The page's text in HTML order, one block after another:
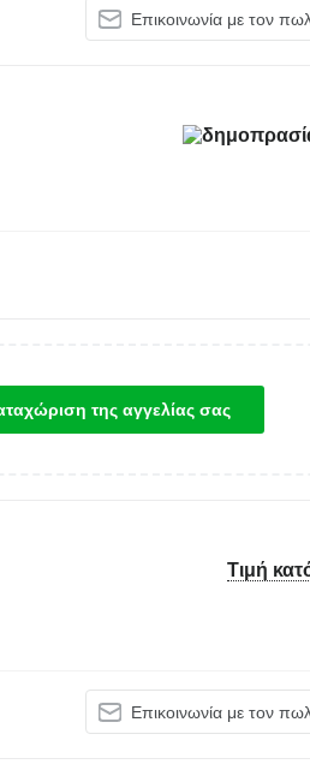
Επικοινωνία με τον
της αγγελίας σας
Τιμή
Επικοινωνία με τον